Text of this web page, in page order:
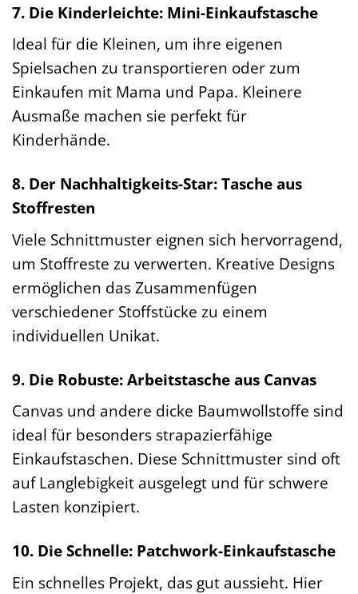
7. Die Kinderleichte: Mini-Einkaufstasche
Ideal für die Kleinen, um ihre eigenen
Spielsachen zu transportieren oder zum
Einkaufen mit Mama und Papa. Kleinere
Ausmaße machen sie perfekt für
Kinderhände.
8. Der Nachhaltigkeits-Star: Tasche aus
Stoffresten
Viele Schnittmuster eignen sich hervorragend,
um Stoffreste zu verwerten. Kreative Designs
ermöglichen das Zusammenfügen
verschiedener Stoffstücke zu einem
individuellen Unikat.
9. Die Robuste: Arbeitstasche aus Canvas
Canvas und andere dicke Baumwollstoffe sind
ideal für besonders strapazierfähige
Einkaufstaschen. Diese Schnittmuster sind oft
auf Langlebigkeit ausgelegt und für schwere
Lasten konzipiert.
10. Die Schnelle: Patchwork-Einkaufstasche
Ein schnelles Projekt, das gut aussieht. Hier